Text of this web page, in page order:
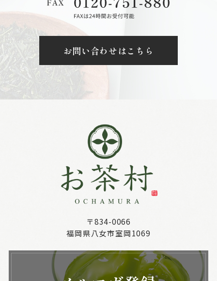
お問い合わせはこちら
〒834-0066
福岡県八女市室岡1069